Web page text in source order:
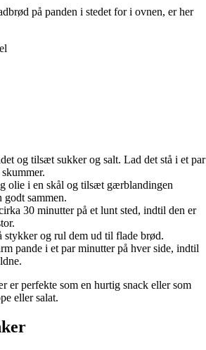
på panden i stedet for i ovnen, er her
og tilsæt sukker og salt. Lad det stå i et par
olie i en skål og tilsæt gærblandingen
sammen.
30 minutter på et lunt sted, indtil den er
stykker og rul dem ud til flade brød.
pande i et par minutter på hver side, indtil
er perfekte som en hurtig snack eller som
eller salat.